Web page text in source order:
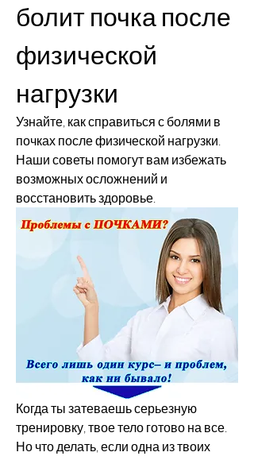
болит почка после
физической
нагрузки
Узнайте, как справиться с болями в
почках после физической нагрузки.
Наши советы помогут вам избежать
возможных осложнений и
восстановить здоровье.
Когда ты затеваешь серьезную
тренировку, твое тело готово на все.
Но что делать, если одна из твоих